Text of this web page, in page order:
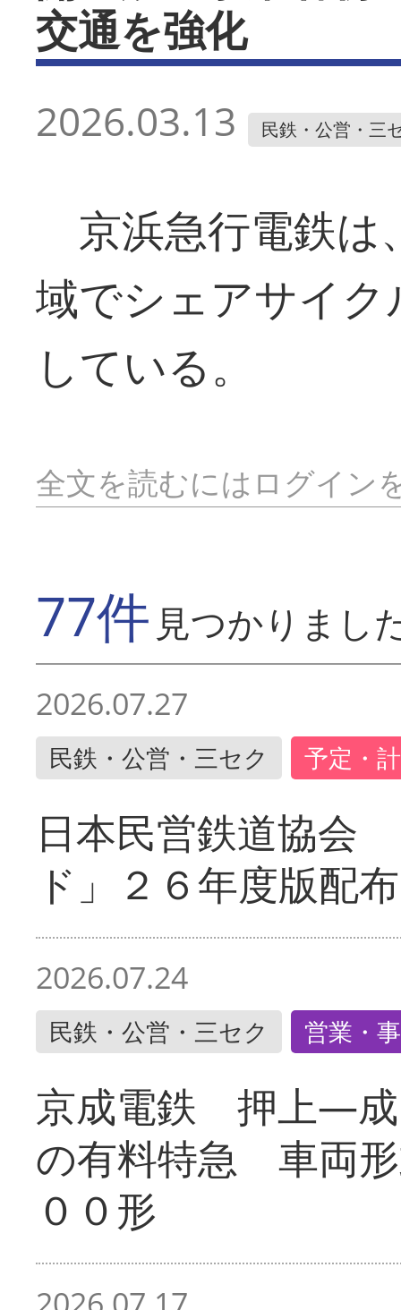
交通を強化
2026.03.13 民鉄・公営・三
京浜急行電鉄は
域でシェアサイ
している。
全文を読むにはログイン
77件 見つかりまし
2026.07.27
民鉄・公営・三セク 予定・
日本民営鉄道協会
ド」２６年度版配布
2026.07.24
民鉄・公営・三セク 営業・
京成電鉄 押上―成
の有料特急 車両
００形